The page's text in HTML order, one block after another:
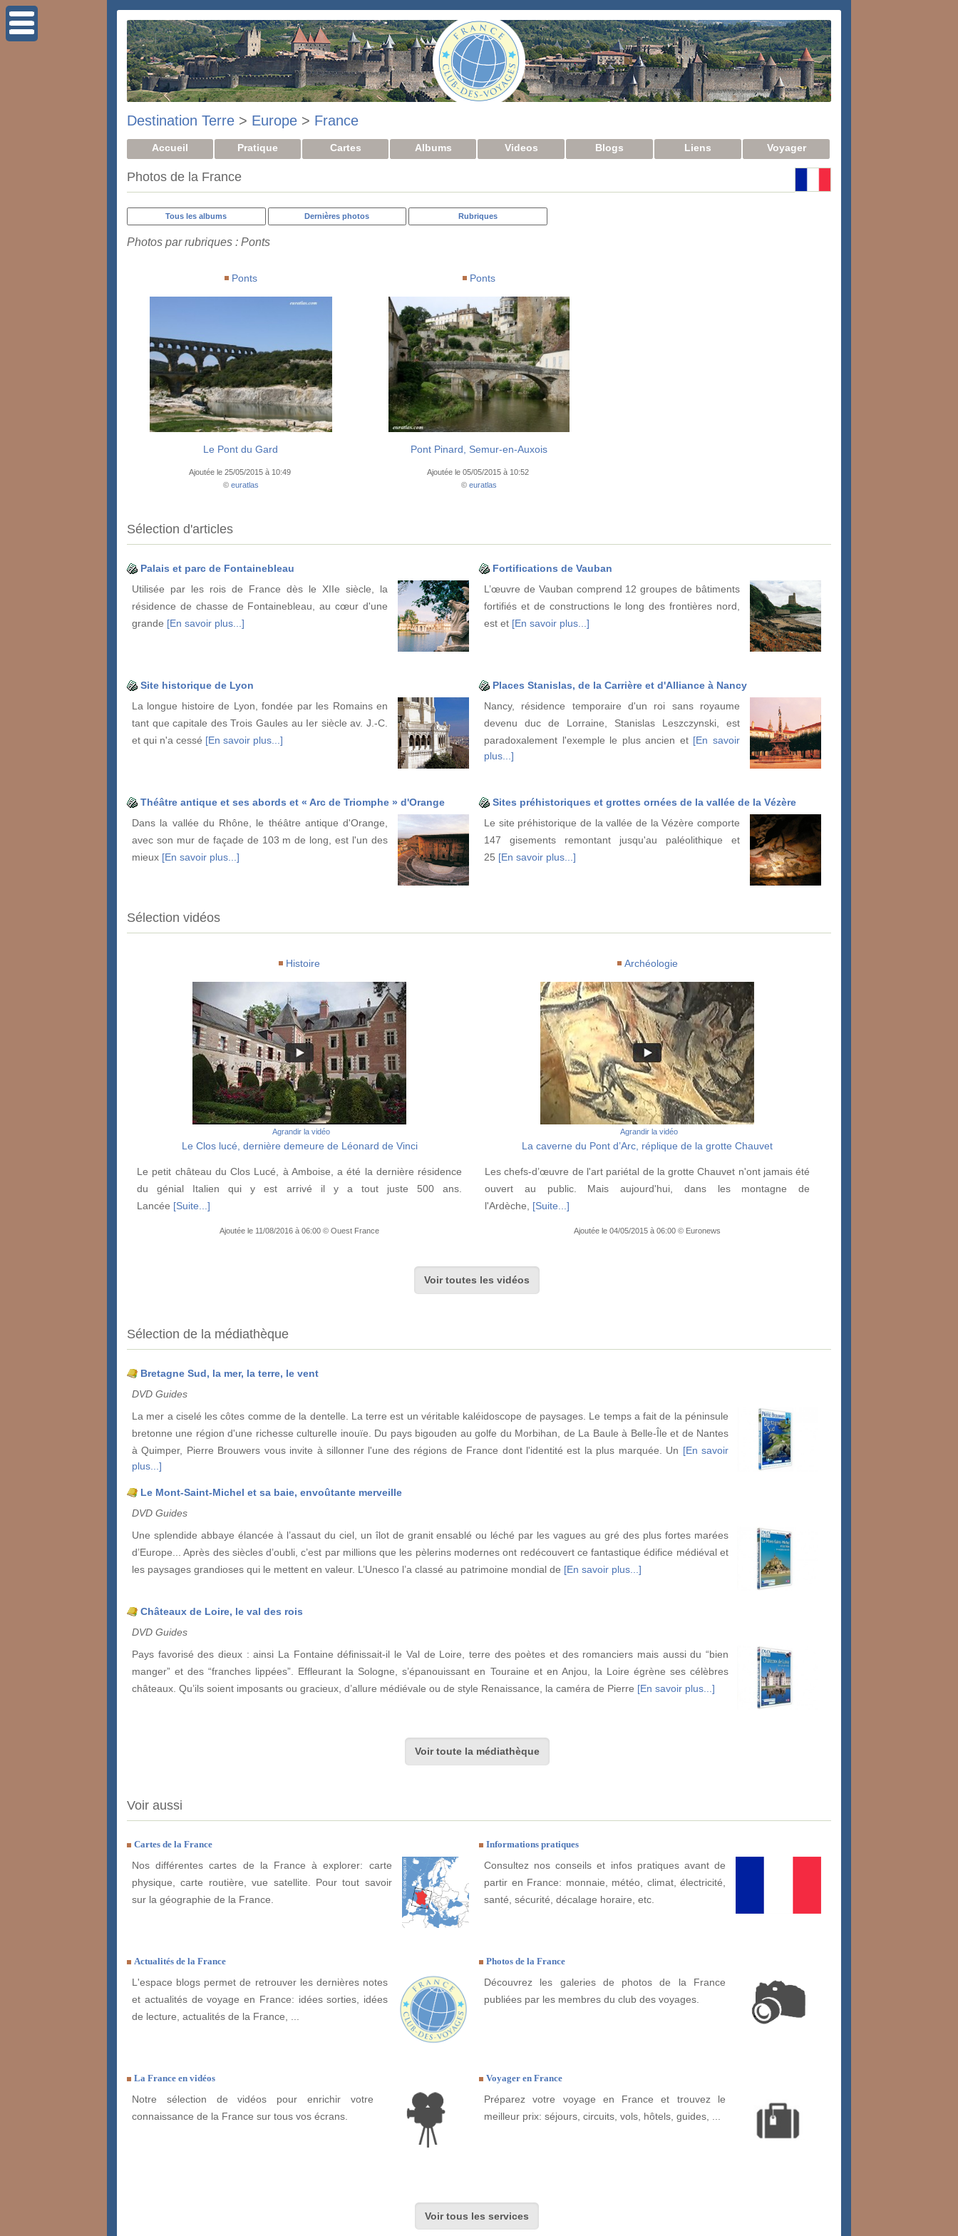
Destination Terre > Europe > France
Accueil Pratique Cartes Albums Videos Blogs Liens Voyager
Photos de la France
Tous les albums Dernières photos Rubriques
Photos par rubriques : Ponts
Ponts
Le Pont du Gard
Ajoutée le 25/05/2015 à 10:49
© euratlas
Ponts
Pont Pinard, Semur-en-Auxois
Ajoutée le 05/05/2015 à 10:52
© euratlas
Sélection d'articles
Palais et parc de Fontainebleau
Utilisée par les rois de France dès le XIIe siècle, la
résidence de chasse de Fontainebleau, au cœur d'une
grande [En savoir plus...]
Fortifications de Vauban
L’œuvre de Vauban comprend 12 groupes de bâtiments
fortifiés et de constructions le long des frontières nord,
est et [En savoir plus...]
Site historique de Lyon
La longue histoire de Lyon, fondée par les Romains en
tant que capitale des Trois Gaules au Ier siècle av. J.-C.
et qui n'a cessé [En savoir plus...]
Places Stanislas, de la Carrière et d'Alliance à Nancy
Nancy, résidence temporaire d'un roi sans royaume
devenu duc de Lorraine, Stanislas Leszczynski, est
paradoxalement l'exemple le plus ancien et [En savoir
plus...]
Théâtre antique et ses abords et « Arc de Triomphe » d'Orange
Dans la vallée du Rhône, le théâtre antique d'Orange,
avec son mur de façade de 103 m de long, est l'un des
mieux [En savoir plus...]
Sites préhistoriques et grottes ornées de la vallée de la Vézère
Le site préhistorique de la vallée de la Vézère comporte
147 gisements remontant jusqu'au paléolithique et
25 [En savoir plus...]
Sélection vidéos
Histoire
Agrandir la vidéo
Le Clos lucé, dernière demeure de Léonard de Vinci
Le petit château du Clos Lucé, à Amboise, a été la dernière résidence
du génial Italien qui y est arrivé il y a tout juste 500 ans.
Lancée [Suite...]
Ajoutée le 11/08/2016 à 06:00 © Ouest France
Archéologie
Agrandir la vidéo
La caverne du Pont d’Arc, réplique de la grotte Chauvet
Les chefs-d’œuvre de l'art pariétal de la grotte Chauvet n'ont jamais été
ouvert au public. Mais aujourd'hui, dans les montagne de
l'Ardèche, [Suite...]
Ajoutée le 04/05/2015 à 06:00 © Euronews
Voir toutes les vidéos
Sélection de la médiathèque
Bretagne Sud, la mer, la terre, le vent
DVD Guides
La mer a ciselé les côtes comme de la dentelle. La terre est un véritable kaléidoscope de paysages. Le temps a fait de la péninsule
bretonne une région d'une richesse culturelle inouïe. Du pays bigouden au golfe du Morbihan, de La Baule à Belle-Île et de Nantes
à Quimper, Pierre Brouwers vous invite à sillonner l'une des régions de France dont l'identité est la plus marquée. Un [En savoir
plus...]
Le Mont-Saint-Michel et sa baie, envoûtante merveille
DVD Guides
Une splendide abbaye élancée à l’assaut du ciel, un îlot de granit ensablé ou léché par les vagues au gré des plus fortes marées
d’Europe... Après des siècles d’oubli, c’est par millions que les pèlerins modernes ont redécouvert ce fantastique édifice médiéval et
les paysages grandioses qui le mettent en valeur. L’Unesco l’a classé au patrimoine mondial de [En savoir plus...]
Châteaux de Loire, le val des rois
DVD Guides
Pays favorisé des dieux : ainsi La Fontaine définissait-il le Val de Loire, terre des poètes et des romanciers mais aussi du “bien
manger” et des “franches lippées”. Effleurant la Sologne, s’épanouissant en Touraine et en Anjou, la Loire égrène ses célèbres
châteaux. Qu’ils soient imposants ou gracieux, d’allure médiévale ou de style Renaissance, la caméra de Pierre [En savoir plus...]
Voir toute la médiathèque
Voir aussi
Cartes de la France
Nos différentes cartes de la France à explorer: carte
physique, carte routière, vue satellite. Pour tout savoir
sur la géographie de la France.
Informations pratiques
Consultez nos conseils et infos pratiques avant de
partir en France: monnaie, météo, climat, électricité,
santé, sécurité, décalage horaire, etc.
Actualités de la France
L'espace blogs permet de retrouver les dernières notes
et actualités de voyage en France: idées sorties, idées
de lecture, actualités de la France, ...
Photos de la France
Découvrez les galeries de photos de la France
publiées par les membres du club des voyages.
La France en vidéos
Notre sélection de vidéos pour enrichir votre
connaissance de la France sur tous vos écrans.
Voyager en France
Préparez votre voyage en France et trouvez le
meilleur prix: séjours, circuits, vols, hôtels, guides, ...
Voir tous les services